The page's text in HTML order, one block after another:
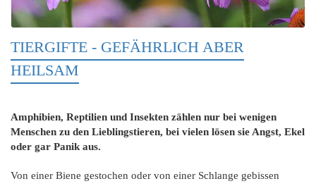
TIERGIFTE - GEFÄHRLICH ABER
HEILSAM
Amphibien, Reptilien und Insekten zählen nur bei wenigen
Menschen zu den Lieblingstieren, bei vielen lösen sie Angst, Ekel
oder gar Panik aus.
Von einer Biene gestochen oder von einer Schlange gebissen